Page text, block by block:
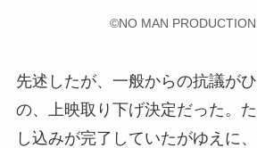
©NO MAN
先述したが、一般からの抗議が
の、上映取り下げ決定だった。
し込みが完了していたがゆえに